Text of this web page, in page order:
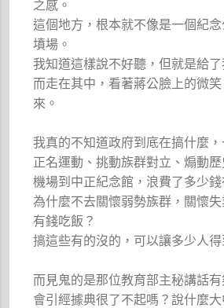
之感。
這個地方，根本就不像是一個紀
墳場。
我知道這樣說不好聽，但就是給了
而走在其中，看著蔣公臉上的微
來。
我真的不知道政府到底在搞什麼
正名運動、挑動族群對立、煽動
機場到中正紀念館，浪費了多少錢
為什麼不去關懷弱勢族群，關懷
有錢吃飯？
搞這些有的沒的，可以讓多少人得
而見鬼的是那位教育部主秘講話有
會引經據典很了不起嗎？說什麼